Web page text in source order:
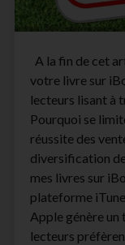
A la fin de cet
votre livre sur
lecteurs lisant à
Pourquoi se
réussite des
diversification
mes livres sur
plateforme
Apple génère
lecteurs